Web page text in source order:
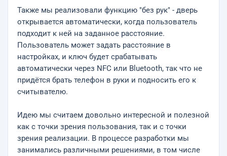
Также мы реализовали функцию "без рук" - дверь
открывается автоматически, когда пользователь
подходит к ней на заданное расстояние.
Пользователь может задать расстояние в
настройках, и ключ будет срабатывать
автоматически через NFC или Bluetooth, так что не
придётся брать телефон в руки и подносить его к
считывателю.
Идею мы считаем довольно интересной и полезной
как с точки зрения пользования, так и с точки
зрения реализации. В процессе разработки мы
занимались различными решениями, в том числе